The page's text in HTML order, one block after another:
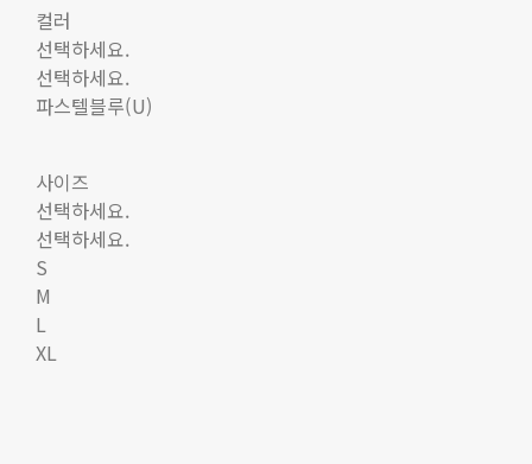
컬러
선택하세요.
선택하세요.
파스텔블루(U)
사이즈
선택하세요.
선택하세요.
S
M
L
XL